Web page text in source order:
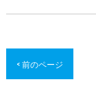
< 前のページ